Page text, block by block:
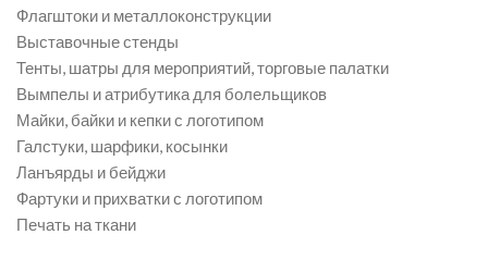
Флагштоки и металлоконструкции
Выставочные стенды
Тенты, шатры для мероприятий, торговые палатки
Вымпелы и атрибутика для болельщиков
Майки, байки и кепки с логотипом
Галстуки, шарфики, косынки
Ланъярды и бейджи
Фартуки и прихватки с логотипом
Печать на ткани